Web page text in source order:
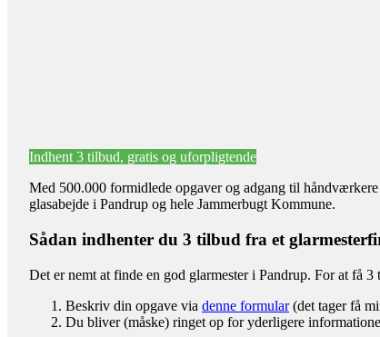
Indhent 3 tilbud, gratis og uforpligtende
Med 500.000 formidlede opgaver og adgang til
glasabejde i Pandrup og hele Jammerbugt Kommune.
Sådan indhenter du 3 tilbud fra et
Det er nemt at finde en god glarmester i Pandrup. For at få
Beskriv din opgave via denne formular(det tager få
Du bliver (måske) ringet op for yderligere